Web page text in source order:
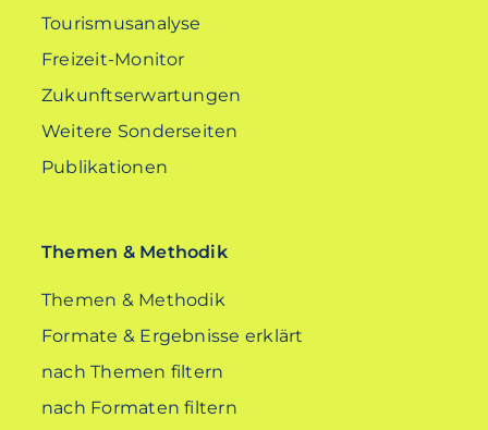
Tourismusanalyse
Freizeit-Monitor
Zukunftserwartungen
Weitere Sonderseiten
Publikationen
Themen & Methodik
Themen & Methodik
Formate & Ergebnisse erklärt
nach Themen filtern
nach Formaten filtern